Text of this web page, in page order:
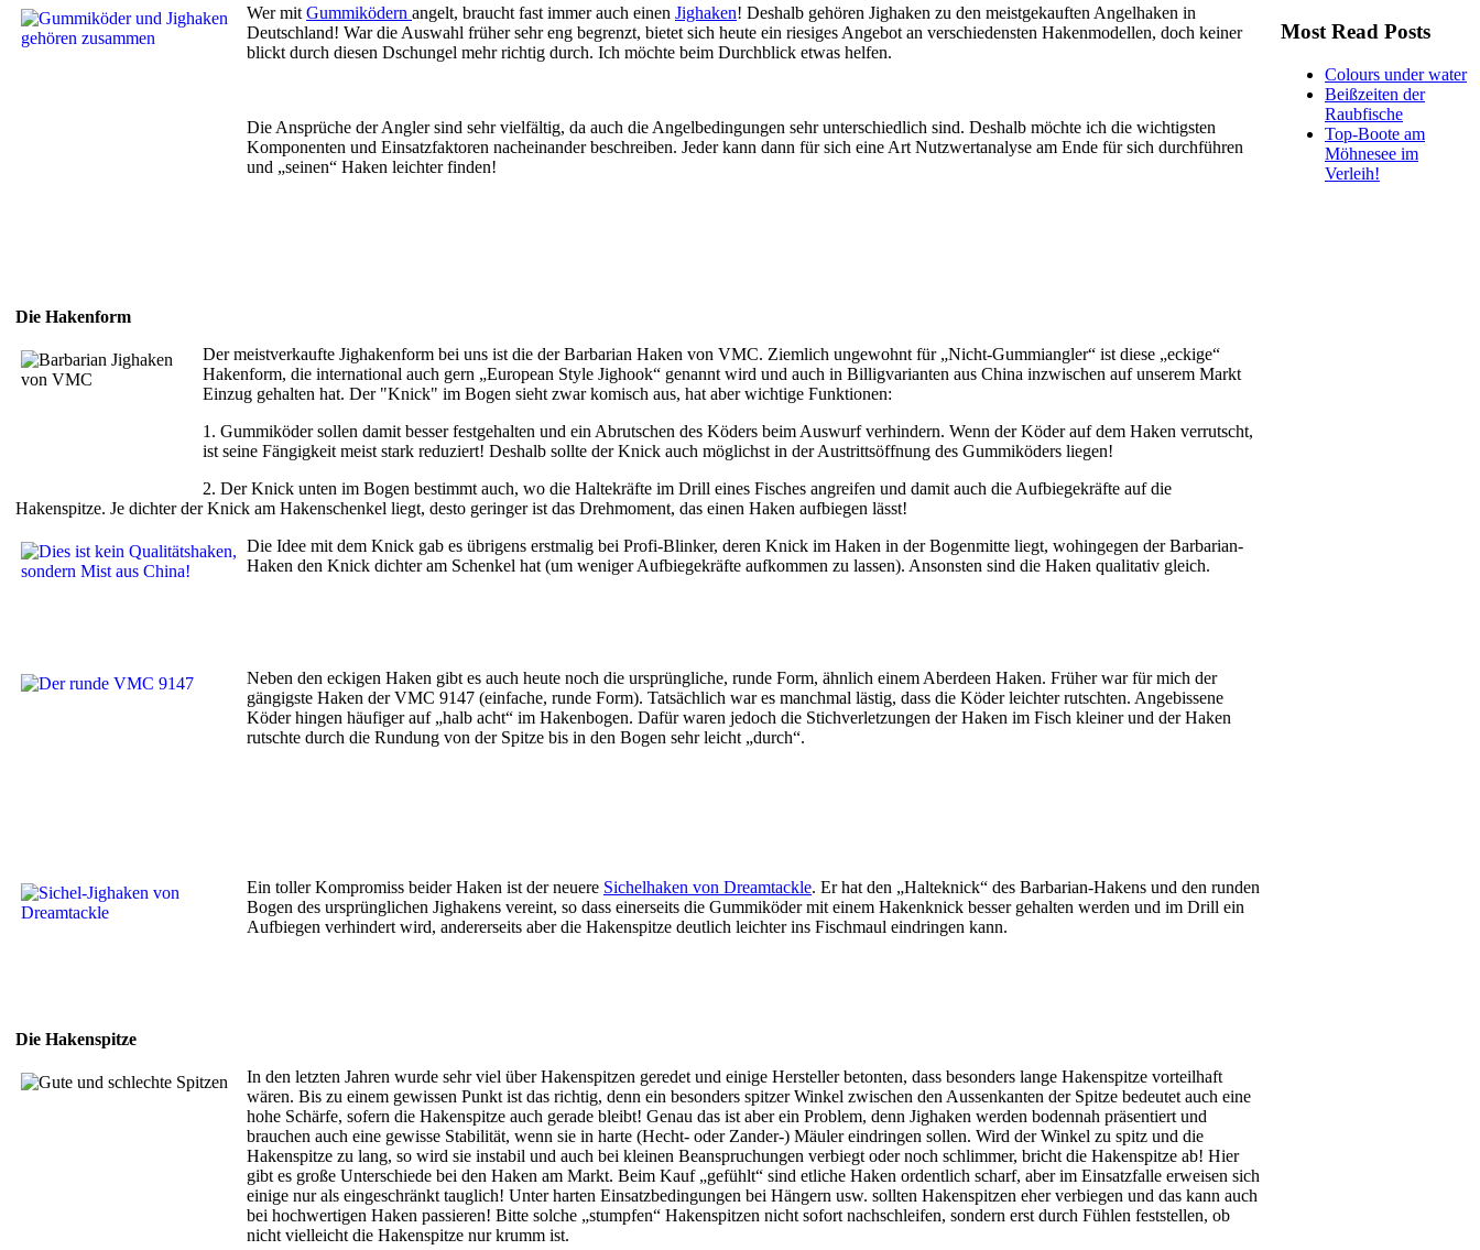
Wer mit Gummiködern angelt, braucht fast immer auch einen Jighaken! Deshalb gehören Jighaken zu den meistgekauften Angelhaken in
Deutschland! War die Auswahl früher sehr eng begrenzt, bietet sich heute ein riesiges Angebot an verschiedensten Hakenmodellen, doch keiner
blickt durch diesen Dschungel mehr richtig durch. Ich möchte beim Durchblick etwas helfen.
Die Ansprüche der Angler sind sehr vielfältig, da auch die Angelbedingungen sehr unterschiedlich sind. Deshalb möchte ich die wichtigsten
Komponenten und Einsatzfaktoren nacheinander beschreiben. Jeder kann dann für sich eine Art Nutzwertanalyse am Ende für sich durchführen
und „seinen“ Haken leichter finden!
Die Hakenform
Der meistverkaufte Jighakenform bei uns ist die der Barbarian Haken von VMC. Ziemlich ungewohnt für „Nicht-Gummiangler“ ist diese „eckige“
Hakenform, die international auch gern „European Style Jighook“ genannt wird und auch in Billigvarianten aus China inzwischen auf unserem Markt
Einzug gehalten hat. Der "Knick" im Bogen sieht zwar komisch aus, hat aber wichtige Funktionen:
1. Gummiköder sollen damit besser festgehalten und ein Abrutschen des Köders beim Auswurf verhindern. Wenn der Köder auf dem Haken verrutscht,
ist seine Fängigkeit meist stark reduziert! Deshalb sollte der Knick auch möglichst in der Austrittsöffnung des Gummiköders liegen!
2. Der Knick unten im Bogen bestimmt auch, wo die Haltekräfte im Drill eines Fisches angreifen und damit auch die Aufbiegekräfte auf die
Hakenspitze. Je dichter der Knick am Hakenschenkel liegt, desto geringer ist das Drehmoment, das einen Haken aufbiegen lässt!
Die Idee mit dem Knick gab es übrigens erstmalig bei Profi-Blinker, deren Knick im Haken in der Bogenmitte liegt, wohingegen der Barbarian-
Haken den Knick dichter am Schenkel hat (um weniger Aufbiegekräfte aufkommen zu lassen). Ansonsten sind die Haken qualitativ gleich.
Neben den eckigen Haken gibt es auch heute noch die ursprüngliche, runde Form, ähnlich einem Aberdeen Haken. Früher war für mich der
gängigste Haken der VMC 9147 (einfache, runde Form). Tatsächlich war es manchmal lästig, dass die Köder leichter rutschten. Angebissene
Köder hingen häufiger auf „halb acht“ im Hakenbogen. Dafür waren jedoch die Stichverletzungen der Haken im Fisch kleiner und der Haken
rutschte durch die Rundung von der Spitze bis in den Bogen sehr leicht „durch“.
Ein toller Kompromiss beider Haken ist der neuere Sichelhaken von Dreamtackle. Er hat den „Halteknick“ des Barbarian-Hakens und den runden
Bogen des ursprünglichen Jighakens vereint, so dass einerseits die Gummiköder mit einem Hakenknick besser gehalten werden und im Drill ein
Aufbiegen verhindert wird, andererseits aber die Hakenspitze deutlich leichter ins Fischmaul eindringen kann.
Die Hakenspitze
In den letzten Jahren wurde sehr viel über Hakenspitzen geredet und einige Hersteller betonten, dass besonders lange Hakenspitze vorteilhaft
wären. Bis zu einem gewissen Punkt ist das richtig, denn ein besonders spitzer Winkel zwischen den Aussenkanten der Spitze bedeutet auch eine
hohe Schärfe, sofern die Hakenspitze auch gerade bleibt! Genau das ist aber ein Problem, denn Jighaken werden bodennah präsentiert und
brauchen auch eine gewisse Stabilität, wenn sie in harte (Hecht- oder Zander-) Mäuler eindringen sollen. Wird der Winkel zu spitz und die
Hakenspitze zu lang, so wird sie instabil und auch bei kleinen Beanspruchungen verbiegt oder noch schlimmer, bricht die Hakenspitze ab! Hier
gibt es große Unterschiede bei den Haken am Markt. Beim Kauf „gefühlt“ sind etliche Haken ordentlich scharf, aber im Einsatzfalle erweisen sich
einige nur als eingeschränkt tauglich! Unter harten Einsatzbedingungen bei Hängern usw. sollten Hakenspitzen eher verbiegen und das kann auch
bei hochwertigen Haken passieren! Bitte solche „stumpfen“ Hakenspitzen nicht sofort nachschleifen, sondern erst durch Fühlen feststellen, ob
nicht vielleicht die Hakenspitze nur krumm ist.
Most Read Posts
Colours under water
Beißzeiten der
Raubfische
Top-Boote am
Möhnesee im
Verleih!